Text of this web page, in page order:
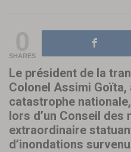
SHARES
Le président de la
Colonel Assimi Goïta,
catastrophe
lors d’un Conseil des
extraordinaire
d’inondations